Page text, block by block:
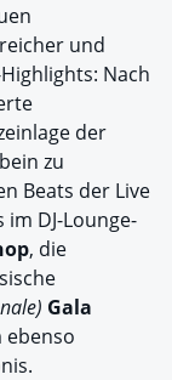
und
Nach
der
zu
Beats der Live
DJ-Lounge-
, die
Gala
ebenso